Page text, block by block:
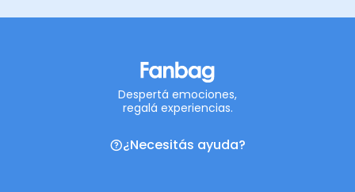
Despertá emociones,
regalá experiencias.
¿Necesitás ayuda?